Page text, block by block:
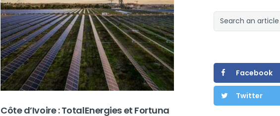
Côte d’Ivoire : TotalEnergies et Fortuna
Facebook
Twitter